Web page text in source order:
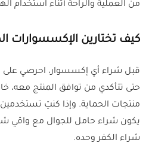
من العملية والراحة أثناء استخدام
كيف تختارين الإكسسوارات
قبل شراء أي إكسسوار، احرصي
حتى تتأكدي من توافق المنتج معه،
منتجات الحماية. وإذا كنتِ
يكون شراء حامل للجوال مع واقي
شراء الكفر وحده.